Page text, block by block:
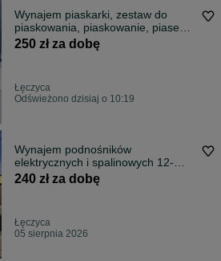
Wynajem piaskarki, zestaw do
piaskowania, piaskowanie, piasek
suszony
250 zł za dobę
Łęczyca
Odświeżono dzisiaj o 10:19
Wynajem podnośników
elektrycznych i spalinowych 12-
16m
240 zł za dobę
Łęczyca
05 sierpnia 2026